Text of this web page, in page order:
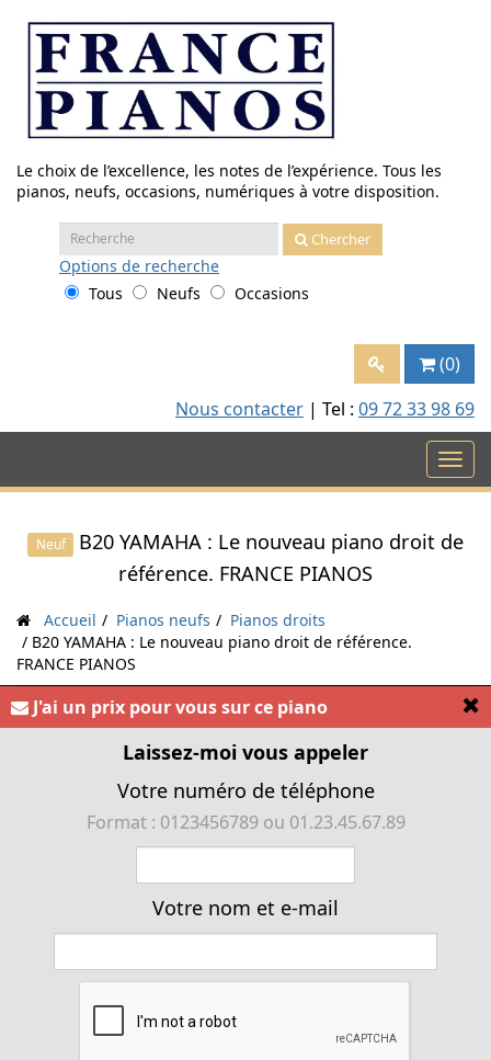
contenu
Le choix de l’excellence, les notes de l’expérience. Tous les
pianos, neufs, occasions, numériques à votre disposition.
Recherche
:
Chercher
Options de recherche
Tous
Neufs Occasions
(0)
Nous contacter | Tel : 09 72 33 98 69
Neuf B20 YAMAHA : Le nouveau piano droit de
référence. FRANCE PIANOS
Accueil Pianos neufs
Pianos droits
B20 YAMAHA : Le nouveau piano droit de référence.
FRANCE PIANOS
« Piano droit Yamaha B20 : un vrai piano droit
acoustique avec mode silencieux avec ou sans
J'ai un prix pour vous sur ce piano
Laissez-moi vous appeler
Votre numéro de téléphone
Format : 0123456789 ou 01.23.45.67.89
Votre nom et e-mail